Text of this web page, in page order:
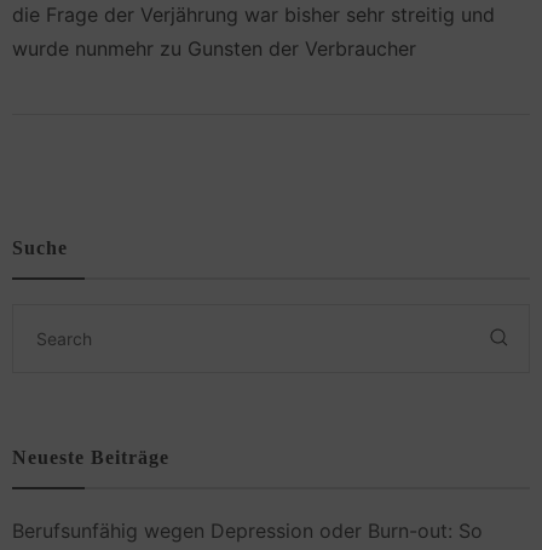
die Frage der Verjährung war bisher sehr streitig und
wurde nunmehr zu Gunsten der Verbraucher
Suche
Neueste Beiträge
Berufsunfähig wegen Depression oder Burn-out: So